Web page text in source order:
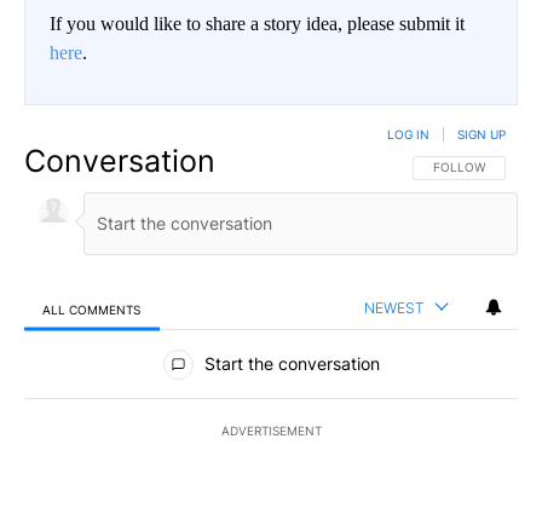
If you would like to share a story idea, please submit it
here.
Conversation FOLLOW THIS
FOLLOW
LOG IN SIGN UP
ALL COMMENTS NEWEST
All Comments
Start the conversation
ADVERTISEMENT